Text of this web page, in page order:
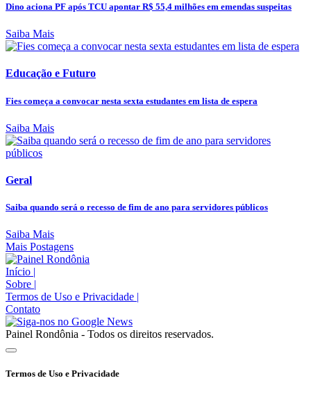
Dino aciona PF após TCU apontar R$ 55,4 milhões em emendas suspeitas
Saiba Mais
Educação e Futuro
Fies começa a convocar nesta sexta estudantes em lista de espera
Saiba Mais
Geral
Saiba quando será o recesso de fim de ano para servidores públicos
Saiba Mais
Mais Postagens
Início |
Sobre |
Termos de Uso e Privacidade |
Contato
Painel Rondônia - Todos os direitos reservados.
Termos de Uso e Privacidade